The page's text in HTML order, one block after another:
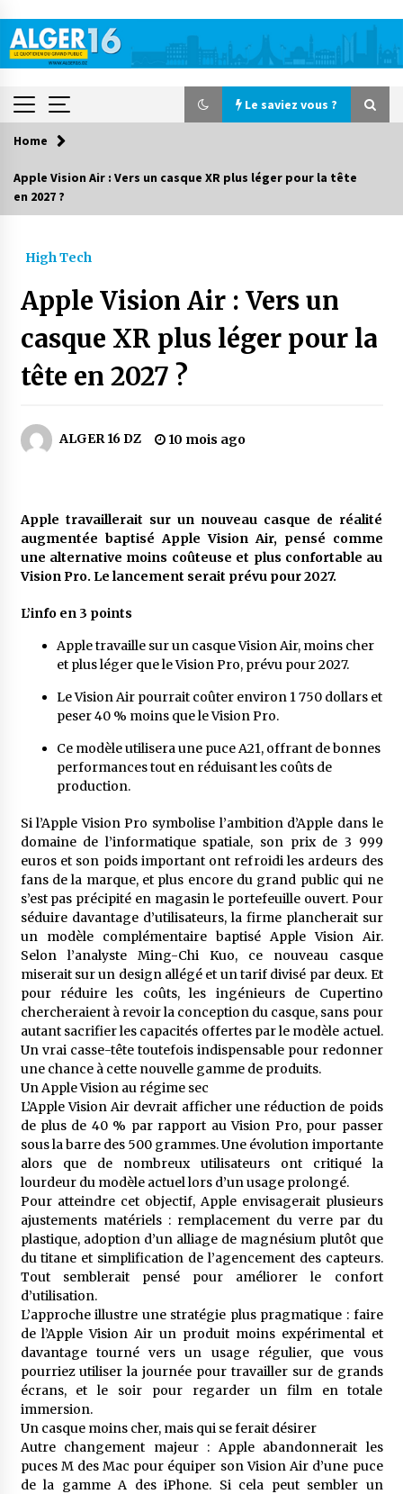
content
Le saviez vous ?
Le saviez vous ?
Accidents de la circulation : 11 décès et 243
blessés en 24 heures
Début des camps d’été pour un deuxième
groupe d’enfants autistes
Carte Chiffa : Mise à jour au niveau des
pharmacies désormais possible pour les
ayants droit
1 semaine ago
La Gendarmerie nationale lance ses comptes
2 semaines ago
Droit de change : Le CPA lance une carte VISA
dédiée aux voyages à l’étranger
En service à partir du 1er août prochain :
2 semaines ago
Affaires religieuses : Ouverture des
candidatures au concours du Prix national du
meilleur prêche du vendredi
2 semaines ago
Droit à l’affiliation au régime national de
retraite : Coup d’envoi d’une campagne de
sensibilisation au profit de la communauté
nationale à l’étranger
3 semaines ago
Lancement d’une campagne nationale de
sensibilisation sur la lutte contre le travail
informel
3 semaines ago
Première voiture de course conçue et
fabriquée localement : Une équipe d’étudiants
algériens participe à une compétition
internationale
3 semaines ago
Home
Apple Vision Air : Vers un casque XR plus léger pour la tête
en 2027 ?
High Tech
Apple Vision Air : Vers un
casque XR plus léger pour la
tête en 2027 ?
ALGER 16 DZ 10 mois ago
Apple travaillerait sur un nouveau casque de réalité
augmentée baptisé Apple Vision Air, pensé comme
une alternative moins coûteuse et plus confortable au
Vision Pro. Le lancement serait prévu pour 2027.
L’info en 3 points
Apple travaille sur un casque Vision Air, moins cher
et plus léger que le Vision Pro, prévu pour 2027.
Le Vision Air pourrait coûter environ 1 750 dollars et
peser 40 % moins que le Vision Pro.
Ce modèle utilisera une puce A21, offrant de bonnes
performances tout en réduisant les coûts de
production.
Si l’Apple Vision Pro symbolise l’ambition d’Apple dans le
domaine de l’informatique spatiale, son prix de 3 999
euros et son poids important ont refroidi les ardeurs des
fans de la marque, et plus encore du grand public qui ne
s’est pas précipité en magasin le portefeuille ouvert. Pour
séduire davantage d’utilisateurs, la firme plancherait sur
un modèle complémentaire baptisé Apple Vision Air.
Selon l’analyste Ming-Chi Kuo, ce nouveau casque
miserait sur un design allégé et un tarif divisé par deux. Et
pour réduire les coûts, les ingénieurs de Cupertino
chercheraient à revoir la conception du casque, sans pour
autant sacrifier les capacités offertes par le modèle actuel.
Un vrai casse-tête toutefois indispensable pour redonner
une chance à cette nouvelle gamme de produits.
Un Apple Vision au régime sec
L’Apple Vision Air devrait afficher une réduction de poids
de plus de 40 % par rapport au Vision Pro, pour passer
sous la barre des 500 grammes. Une évolution importante
alors que de nombreux utilisateurs ont critiqué la
lourdeur du modèle actuel lors d’un usage prolongé.
Pour atteindre cet objectif, Apple envisagerait plusieurs
ajustements matériels : remplacement du verre par du
plastique, adoption d’un alliage de magnésium plutôt que
du titane et simplification de l’agencement des capteurs.
Tout semblerait pensé pour améliorer le confort
d’utilisation.
L’approche illustre une stratégie plus pragmatique : faire
de l’Apple Vision Air un produit moins expérimental et
davantage tourné vers un usage régulier, que vous
pourriez utiliser la journée pour travailler sur de grands
écrans, et le soir pour regarder un film en totale
immersion.
Un casque moins cher, mais qui se ferait désirer
Autre changement majeur : Apple abandonnerait les
puces M des Mac pour équiper son Vision Air d’une puce
de la gamme A des iPhone. Si cela peut sembler un